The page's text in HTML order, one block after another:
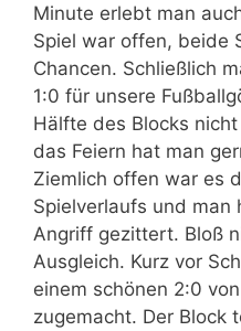
Minute erlebt man
Spiel war offen, beide
Chancen. Schließlich
1:0 für unsere
Hälfte des Blocks
das Feiern hat man
Ziemlich offen war es
Spielverlaufs und man
Angriff gezittert. Bloß
Ausgleich. Kurz vor
einem schönen 2:0
zugemacht. Der Block